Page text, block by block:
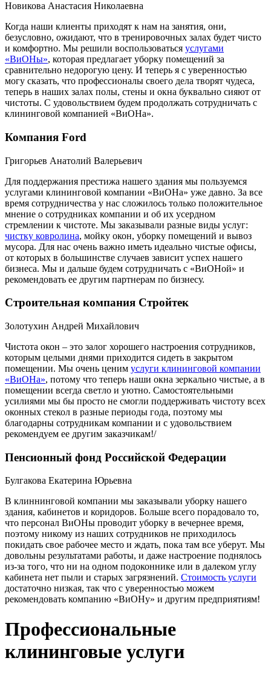
Новикова Анастасия Николаевна
Когда наши клиенты приходят к нам на занятия, они,
безусловно, ожидают, что в тренировочных залах будет чисто
и комфортно. Мы решили воспользоваться услугами
«ВиОНы», которая предлагает уборку помещений за
сравнительно недорогую цену. И теперь я с уверенностью
могу сказать, что профессионалы своего дела творят чудеса,
теперь в наших залах полы, стены и окна буквально сияют от
чистоты. С удовольствием будем продолжать сотрудничать с
клининговой компанией «ВиОНа».
Компания Ford
Григорьев Анатолий Валерьевич
Для поддержания престижа нашего здания мы пользуемся
услугами клининговой компании «ВиОНа» уже давно. За все
время сотрудничества у нас сложилось только положительное
мнение о сотрудниках компании и об их усердном
стремлении к чистоте. Мы заказывали разные виды услуг:
чистку ковролина, мойку окон, уборку помещений и вывоз
мусора. Для нас очень важно иметь идеально чистые офисы,
от которых в большинстве случаев зависит успех нашего
бизнеса. Мы и дальше будем сотрудничать с «ВиОНой» и
рекомендовать ее другим партнерам по бизнесу.
Строительная компания Стройтек
Золотухин Андрей Михайлович
Чистота окон – это залог хорошего настроения сотрудников,
которым целыми днями приходится сидеть в закрытом
помещении. Мы очень ценим услуги клининговой компании
«ВиОНа», потому что теперь наши окна зеркально чистые, а в
помещении всегда светло и уютно. Самостоятельными
усилиями мы бы просто не смогли поддерживать чистоту всех
оконных стекол в разные периоды года, поэтому мы
благодарны сотрудникам компании и с удовольствием
рекомендуем ее другим заказчикам!/
Пенсионный фонд Российской Федерации
Булгакова Екатерина Юрьевна
В клиннинговой компании мы заказывали уборку нашего
здания, кабинетов и коридоров. Больше всего порадовало то,
что персонал ВиОНы проводит уборку в вечернее время,
поэтому никому из наших сотрудников не приходилось
покидать свое рабочее место и ждать, пока там все уберут. Мы
довольны результатами работы, и даже настроение поднялось
из-за того, что ни на одном подоконнике или в далеком углу
кабинета нет пыли и старых загрязнений. Стоимость услуги
достаточно низкая, так что с уверенностью можем
рекомендовать компанию «ВиОНу» и другим предприятиям!
Профессиональные
клининговые услуги